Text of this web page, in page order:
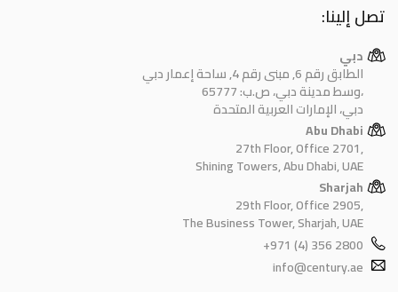
تصل إلينا:
دبي
الطابق رقم 6, مبنى رقم 4, ساحة إعمار دبي
وسط مدينة دبي، ص.ب: 65777،
دبي، الإمارات العربية المتحدة
Abu Dhabi
27th Floor, Office 2701,
Shining Towers, Abu Dhabi, UAE
Sharjah
29th Floor, Office 2905,
The Business Tower, Sharjah, UAE
+971 (4) 356 2800
info@century.ae